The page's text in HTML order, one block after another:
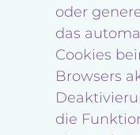
oder
das
Cookies
Browsers
die